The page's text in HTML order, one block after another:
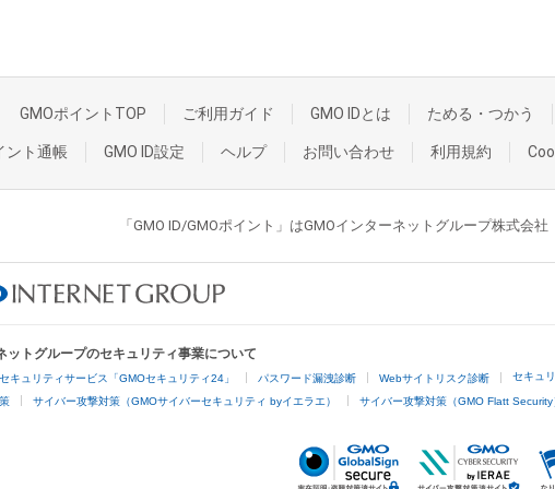
GMOポイントTOP ご利用ガイド GMO IDとは ためる・つかう
ント通帳 GMO ID設定 ヘルプ お問い合わせ 利用規約
「GMO ID/GMOポイント」はGMOインターネットグループ株式会
ットグループのセキュリティ事業について
キュリティサービス「GMOセキュリティ24」 パスワード漏洩診断 Webサイトリスク診断 セキュ
サイバー攻撃対策（GMOサイバーセキュリティ byイエラエ） サイバー攻撃対策（GMO Flatt Security